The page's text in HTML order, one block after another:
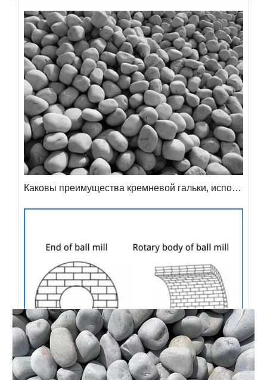
Каковы преимущества кремневой гальки, используемой в качестве мелющих тел?